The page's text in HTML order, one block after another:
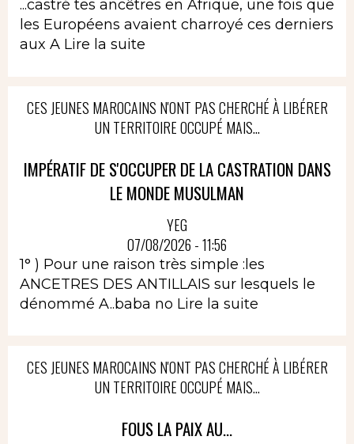
...castré tes ancêtres en Afrique, une fois que
les Européens avaient charroyé ces derniers
aux A Lire la suite
CES JEUNES MAROCAINS N'ONT PAS CHERCHÉ À LIBÉRER
UN TERRITOIRE OCCUPÉ MAIS...
IMPÉRATIF DE S'OCCUPER DE LA CASTRATION DANS
LE MONDE MUSULMAN
YEG
07/08/2026 - 11:56
1° ) Pour une raison très simple :les
ANCETRES DES ANTILLAIS sur lesquels le
dénommé A..baba no Lire la suite
CES JEUNES MAROCAINS N'ONT PAS CHERCHÉ À LIBÉRER
UN TERRITOIRE OCCUPÉ MAIS...
FOUS LA PAIX AU...